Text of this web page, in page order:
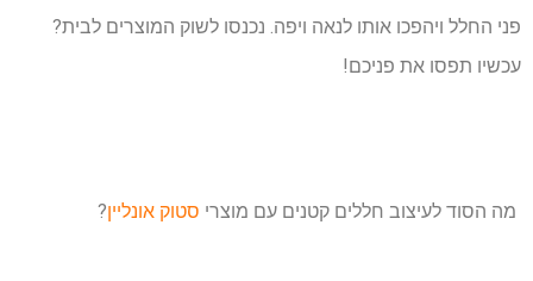
פני החלל ויהפכו אותו לנאה ויפה. נכנסו לשוק המוצרים לבית?
עכשיו תפסו את פניכם!
מה הסוד לעיצוב חללים קטנים עם מוצרי סטוק אונליין?